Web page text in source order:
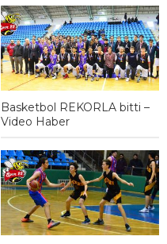
Basketbol REKORLA bitti –
Video Haber